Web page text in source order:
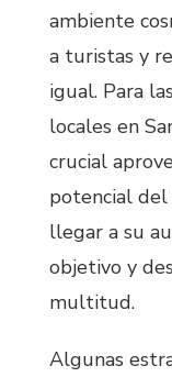
ambiente
a turistas y
igual. Para
locales en
crucial
potencial del
llegar a su
objetivo y
multitud.
Algunas